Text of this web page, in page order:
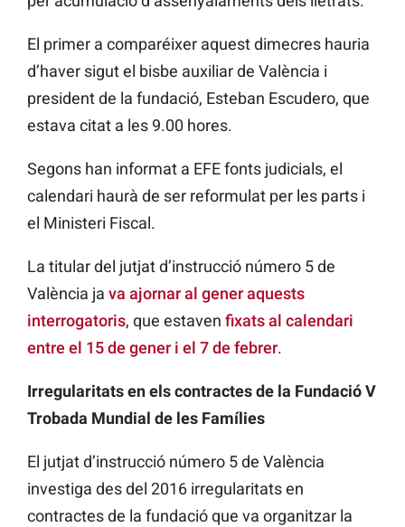
El primer a comparéixer aquest dimecres hauria
d’haver sigut el bisbe auxiliar de València i
president de la fundació, Esteban Escudero, que
estava citat a les 9.00 hores.
Segons han informat a EFE fonts judicials, el
calendari haurà de ser reformulat per les parts i
el Ministeri Fiscal.
La titular del jutjat d’instrucció número 5 de
València ja va ajornar al gener aquests
interrogatoris, que estaven fixats al calendari
entre el 15 de gener i el 7 de febrer.
Irregularitats en els contractes de la Fundació V
Trobada Mundial de les Famílies
El jutjat d’instrucció número 5 de València
investiga des del 2016 irregularitats en
contractes de la fundació que va organitzar la